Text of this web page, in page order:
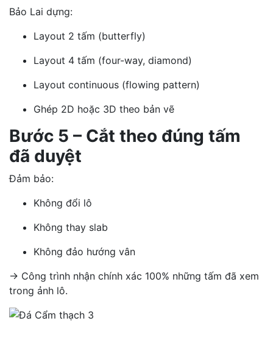
Bảo Lai dựng:
Layout 2 tấm (butterfly)
Layout 4 tấm (four-way, diamond)
Layout continuous (flowing pattern)
Ghép 2D hoặc 3D theo bản vẽ
Bước 5 – Cắt theo đúng tấm
đã duyệt
Đảm bảo:
Không đổi lô
Không thay slab
Không đảo hướng vân
→ Công trình nhận chính xác 100% những tấm đã xem
trong ảnh lô.